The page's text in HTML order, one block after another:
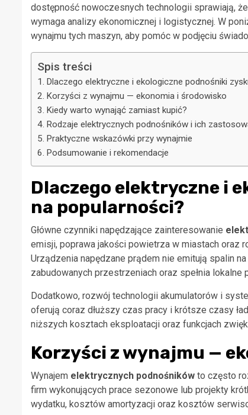
dostępność nowoczesnych technologii sprawiają,
wymaga analizy ekonomicznej i logistycznej. W
wynajmu tych maszyn, aby pomóc w podjęciu
Spis treści
Dlaczego elektryczne i ekologiczne podnośniki
Korzyści z wynajmu — ekonomia i środowisko
Kiedy warto wynająć zamiast kupić?
Rodzaje elektrycznych podnośników i ich
Praktyczne wskazówki przy wynajmie
Podsumowanie i rekomendacje
Dlaczego elektryczne i
na popularności?
Główne czynniki napędzające zainteresowanie
emisji, poprawa jakości powietrza w miastach oraz
Urządzenia napędzane prądem nie emitują spalin
zabudowanych przestrzeniach oraz spełnia
Dodatkowo, rozwój technologii akumulatorów i
oferują coraz dłuższy czas pracy i krótsze czasy
niższych kosztach eksploatacji oraz funkcjach
Korzyści z wynajmu —
Wynajem elektrycznych podnośników to często
firm wykonujących prace sezonowe lub projekty
wydatku, kosztów amortyzacji oraz kosztów